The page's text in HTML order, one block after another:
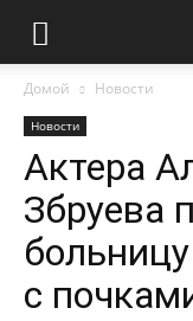
Домой Новости
Новости
Актера
Збруева
с